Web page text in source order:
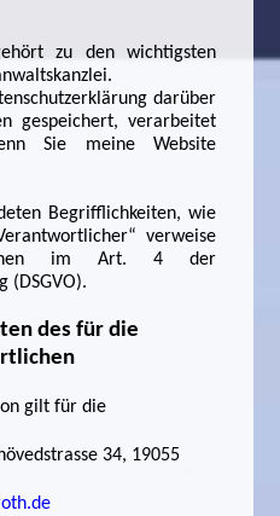
zu den wichtigsten
darüber
gespeichert, verarbeitet
Sie meine Website
Begrifflichkeiten, wie
verweise
im Art. 4 der
(DSGVO).
des für die
gilt für die
34, 19055